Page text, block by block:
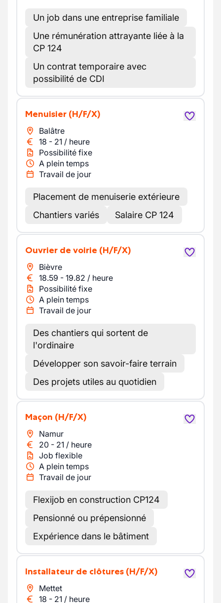
Un job dans une entreprise familiale
Une rémunération attrayante liée à la
CP 124
Un contrat temporaire avec
possibilité de CDI
Menuisier (H/F/X)
Balâtre
18 - 21 / heure
Possibilité fixe
A plein temps
Travail de jour
Placement de menuiserie extérieure
Chantiers variés
Salaire CP 124
Ouvrier de voirie (H/F/X)
Bièvre
18.59 - 19.82 / heure
Possibilité fixe
A plein temps
Travail de jour
Des chantiers qui sortent de
l'ordinaire
Développer son savoir-faire terrain
Des projets utiles au quotidien
Maçon (H/F/X)
Namur
20 - 21 / heure
Job flexible
A plein temps
Travail de jour
Flexijob en construction CP124
Pensionné ou prépensionné
Expérience dans le bâtiment
Installateur de clôtures (H/F/X)
Mettet
18 - 21 / heure